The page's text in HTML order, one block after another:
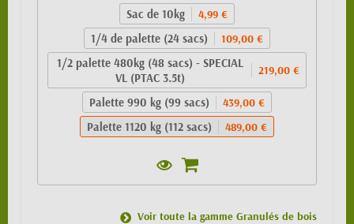
Sac de 10kg 4,99 €
1/4 de palette (24 sacs) 109,00 €
1/2 palette 480kg (48 sacs) - SPECIAL
VL (PTAC 3.5t)
219,00 €
Palette 990 kg (99 sacs) 439,00 €
Palette 1120 kg (112 sacs) 489,00 €
Voir toute la gamme Granulés de bois